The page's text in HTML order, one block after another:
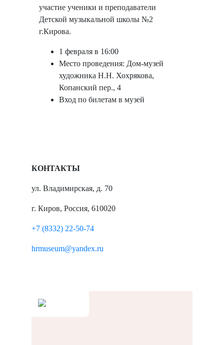
участие ученики и преподаватели
Детской музыкальной школы №2
г.Кирова.
1 февраля в 16:00
Место проведения: Дом-музей
художника Н.Н. Хохрякова,
Копанский пер., 4
Вход по билетам в музей
КОНТАКТЫ
ул. Владимирская, д. 70
г. Киров, Россия, 610020
+7 (8332) 22-50-74
hrmuseum@yandex.ru